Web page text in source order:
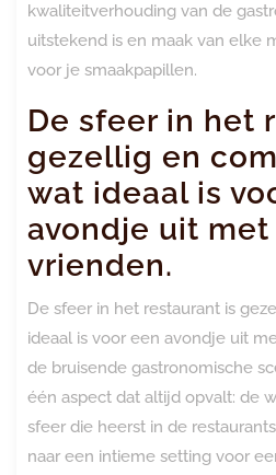
kwaliteitverhouding van de
uitstekend is en maak van elke
voor je smaakpapillen.
De sfeer in het
gezellig en
wat ideaal is
avondje uit
vrienden.
De sfeer in het restaurant is
ideaal is voor een avondje uit
de bruisende gastronomische
één aspect dat altijd opvalt: de
sfeer die heerst in de
naar een intieme setting voor